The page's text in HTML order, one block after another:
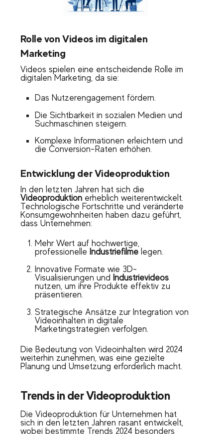
Rolle von Videos im digitalen
Marketing
Videos spielen eine entscheidende Rolle im
digitalen Marketing, da sie:
Das Nutzerengagement fördern.
Die Sichtbarkeit in sozialen Medien und
Suchmaschinen steigern.
Komplexe Informationen erleichtern und
die Conversion-Raten erhöhen.
Entwicklung der Videoproduktion
In den letzten Jahren hat sich die
Videoproduktion erheblich weiterentwickelt.
Technologische Fortschritte und veränderte
Konsumgewohnheiten haben dazu geführt,
dass Unternehmen:
Mehr Wert auf hochwertige,
professionelle Industriefilmelegen.
Innovative Formate wie 3D-
Visualisierungen und Industrievideos
nutzen, um ihre Produkte effektiv zu
präsentieren.
Strategische Ansätze zur Integration von
Videoinhalten in digitale
Marketingstrategien verfolgen.
Die Bedeutung von Videoinhalten wird 2024
weiterhin zunehmen, was eine gezielte
Planung und Umsetzung erforderlich macht.
Trends in der Videoproduktion
Die Videoproduktion für Unternehmen hat
sich in den letzten Jahren rasant entwickelt,
wobei bestimmte Trends 2024 besonders